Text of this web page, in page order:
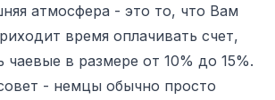
атмосфера - это то, что Вам
время оплачивать счет,
чаевые в размере от 10% до 15%.
- немцы обычно просто